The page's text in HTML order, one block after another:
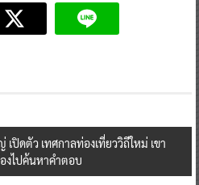
ปิดตัว เทศกาลท่องเที่ยววิถีใหม่ เขา
งไปค้นหาคำตอบ